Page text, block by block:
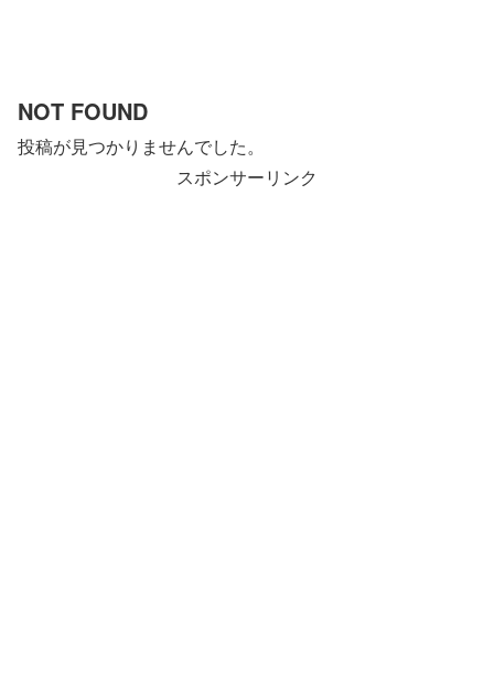
NOT FOUND
投稿が見つかりませんでした。
スポンサーリンク